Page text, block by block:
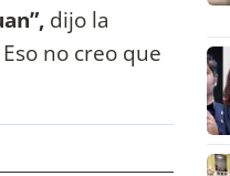
dijo la
no creo que